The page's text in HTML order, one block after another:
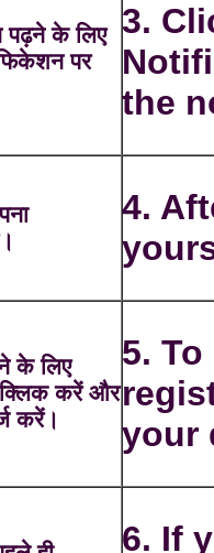
पढ़ने के लिए
पर
3.
the
4.
के लिए
क्लिक करें और
करें।
5.
your
6. If